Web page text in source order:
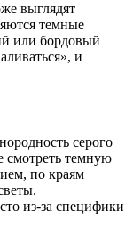
выглядят
темные
или бордовый
и
серого
смотреть темную
по краям
из-за специфики